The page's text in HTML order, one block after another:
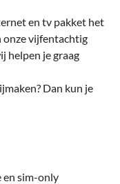
en tv pakket het
onze vijfentachtig
helpen je graag
Dan kun je
en sim-only